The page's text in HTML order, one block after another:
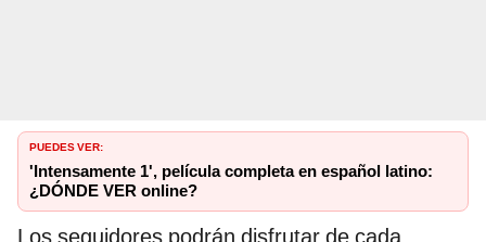
PUEDES VER:
'Intensamente 1', película completa en español latino:
¿DÓNDE VER online?
Los seguidores podrán disfrutar de cada